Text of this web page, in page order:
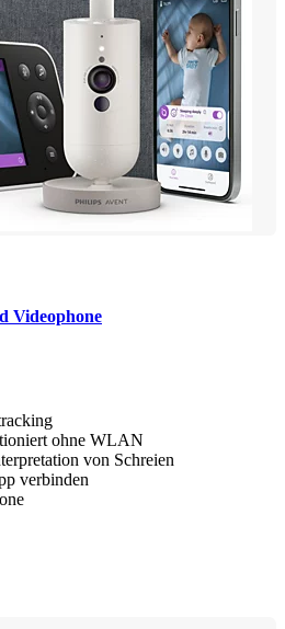
Videophone
ohne WLAN
von Schreien
verbinden